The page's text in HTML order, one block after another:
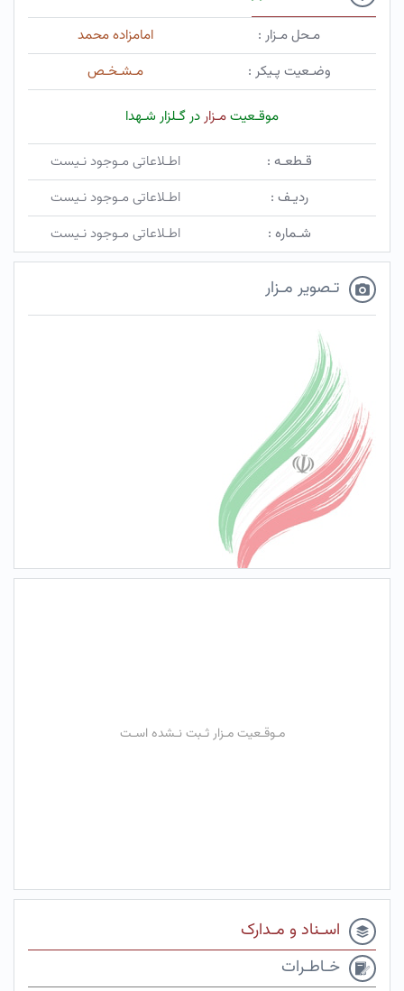
مـحل مـزار :
امامزاده محمد
وضـعیت پـیکر :
مـشـخـص
موقـعیتمـزاردر گـلزار شـهدا
قـطعـه :
اطـلاعاتی مـوجود نـیست
ردیـف :
اطـلاعاتی مـوجود نـیست
شـماره :
اطـلاعاتی مـوجود نـیست
تـصویر مـزار
مـوقـعیت مـزار ثـبت نـشده اسـت
اسـناد و مـدارک
خـاطـرات